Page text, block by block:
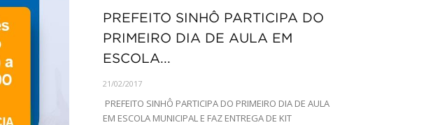
PREFEITO SINHÔ PARTICIPA DO
PRIMEIRO DIA DE AULA EM
ESCOLA...
21/02/2017
PREFEITO SINHÔ PARTICIPA DO PRIMEIRO DIA DE AULA
EM ESCOLA MUNICIPAL E FAZ ENTREGA DE KIT